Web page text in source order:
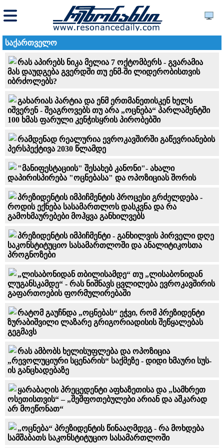
საქართველო
რას აპირებს ნიკა მელია 7 ოქტომბერს - გვარამია
მას დაუდგება გვერდში თუ ენმ-ში ლიდერობისთვის
იბრძოლებს?
გახარიას პარტია და ენმ ერთმანეთისკენ ხელს
იშვერენ - შეაგროვებს თუ არა „ოცნება“ პარლამენტში
100 ხმას ფარული კენჭისყრის პირობებში
რამდენად რეალურია ევროკავშირში გაწევრიანების
პერსპექტივა 2030 წლამდე
"მანიფესტაციის" შესახებ კანონი"- ახალი
დაპირისპირება "ოცნებასა" და ოპოზიციას შორის
პრეზიდენტის იმპიჩმენტის პროცესი გრძელდება -
როდის ექნება სასამართლოს დასკვნა და რა
გამოხმაურებები მოჰყვა განხილვებს
პრეზიდენტის იმპიჩმენტი - განხილვის პირველი დღე
საკონსტიტუციო სასამართლოში და ანალიტიკოსთა
პროგნოზები
„ლისაბონიდან თბილისამდე“ თუ „ლისაბონიდან
ლუგანსკამდე“ - რას ნიშნავს ცვლილება ევროკავშირის
გაფართოების ფორმულირებაში
რატომ გაუჩნდა „ოცნებას“ ეჭვი, რომ პრეზიდენტი
ზურაბიშვილი ლაზარე გრიგორიადისის შეწყალებას
გეგმავს
რას ამბობს ხელისუფლება და ოპოზიცია
„რევოლუციური სცენარის“ საქმეზე - დიდი ხმაური სუს-
ის განცხადებაზე
ყარაბაღის პრეცედენტი აფხაზეთისა და „სამხრეთ
ოსეთისთვის“ – „შეშფოთებულები არიან და აშკარად
არ მოეწონათ“
„ოცნება“ პრეზიდენტის წინააღმდეგ - რა მოხდება
სამშაბათს საკონსტიტუციო სასამართლოში